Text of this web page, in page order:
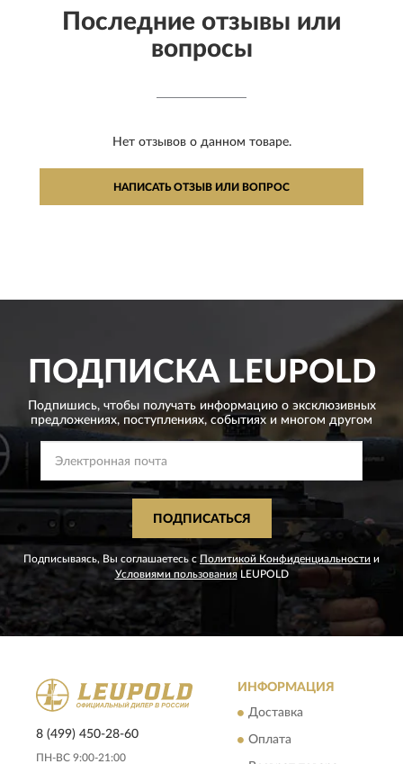
Последние отзывы или
вопросы
Нет отзывов о данном товаре.
НАПИСАТЬ ОТЗЫВ ИЛИ ВОПРОС
ПОДПИСКАLEUPOLD
Подпишись, чтобы получать информацию о эксклюзивных
предложениях, поступлениях, событиях и многом другом
ПОДПИСАТЬСЯ
Подписываясь, Вы соглашаетесь с Политикой Конфиденциальности и
Условиями пользованияLEUPOLD
8 (499) 450-28-60
ПН-ВС 9:00-21:00
ИНФОРМАЦИЯ
Доставка
Оплата